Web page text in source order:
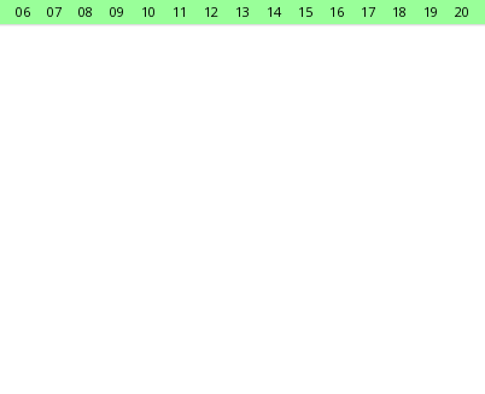
06 07 08 09 10 11 12 13 14 15 16 17 18 19 20